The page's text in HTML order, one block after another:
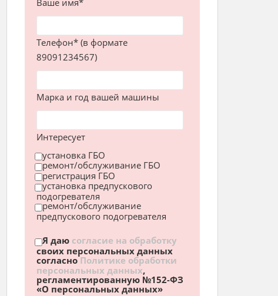
Ваше имя*
Телефон* (в формате
89091234567)
Марка и год вашей машины
Интересует
установка ГБО
ремонт/обслуживание ГБО
регистрация ГБО
установка предпускового
подогревателя
ремонт/обслуживание
предпускового подогревателя
Я даю согласие на обработку
своих персональных данных
согласноПолитике обработки
персональных данных,
регламентированную №152-ФЗ
«О персональных данных»